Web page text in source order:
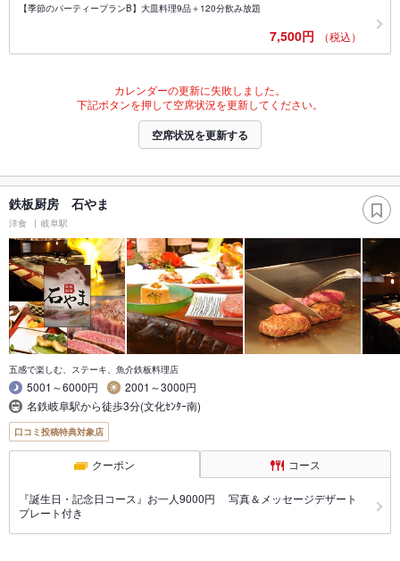
【季節のパーティープランB】大皿料理9品＋120分飲み放題
7,500円 （税込）
カレンダーの更新に失敗しました。
下記ボタンを押して空席状況を更新してください。
空席状況を更新する
鉄板厨房 石やま
洋食 岐阜駅
五感で楽しむ、ステーキ、魚介鉄板料理店
5001～6000円
2001～3000円
名鉄岐阜駅から徒歩3分(文化ｾﾝﾀｰ南)
口コミ投稿特典対象店
クーポン コース
『誕生日・記念日コース』お一人9000円 写真＆メッセージデザート
プレート付き